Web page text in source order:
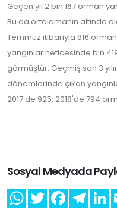
Geçen yıl 2 bin 167 orman
Bu da ortalamanın altında
Temmuz itibarıyla 816
yangınlar neticesinde bin
görmüştür. Geçmiş son 3
dönemlerinde çıkan
2017'de 925, 2018'de 794
Sosyal Medyada